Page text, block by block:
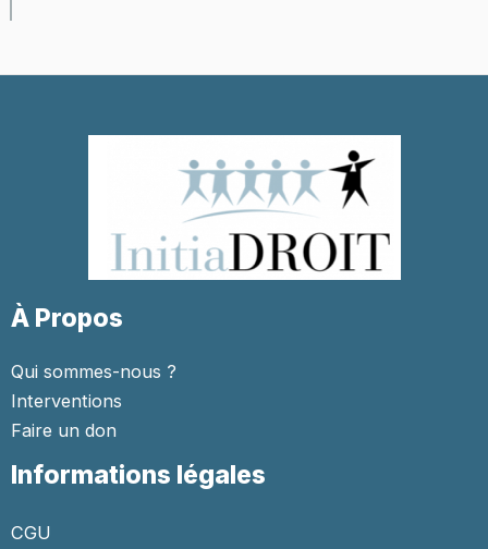
À Propos
Qui sommes-nous ?
Interventions
Faire un don
Informations légales
CGU